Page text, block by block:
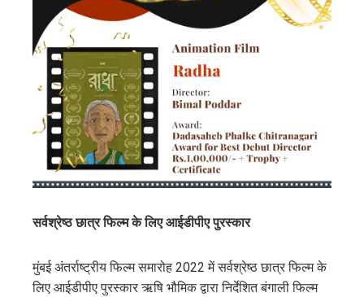
सर्वश्रेष्ठ छात्र फिल्म के लिए आईडीपीए पुरस्कार
मुंबई अंतर्राष्ट्रीय फिल्म समारोह 2022 में सर्वश्रेष्ठ छात्र फिल्म के
लिए आईडीपीए पुरस्कार ऋषि भौमिक द्वारा निर्देशित बंगाली फिल्म